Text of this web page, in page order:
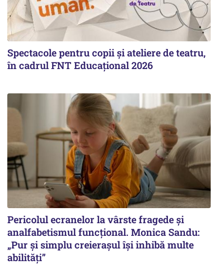
Spectacole pentru copii și ateliere de teatru,
în cadrul FNT Educațional 2026
Pericolul ecranelor la vârste fragede și
analfabetismul funcțional. Monica Sandu:
„Pur și simplu creierașul își inhibă multe
abilități”